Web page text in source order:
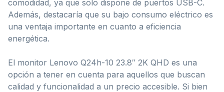
comodidad, ya que solo dispone de puertos USB-C.
Además, destacaría que su bajo consumo eléctrico es
una ventaja importante en cuanto a eficiencia
energética.
El monitor Lenovo Q24h-10 23.8″ 2K QHD es una
opción a tener en cuenta para aquellos que buscan
calidad y funcionalidad a un precio accesible. Si bien